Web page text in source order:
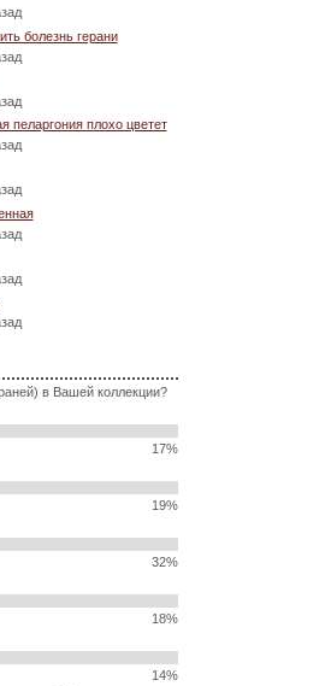
болезнь герани
пеларгония плохо цветет
в Вашей коллекции?
17%
19%
32%
18%
14%